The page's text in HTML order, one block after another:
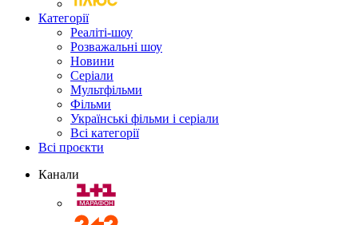
Категорії
Реаліті-шоу
Розважальні шоу
Новини
Серіали
Мультфільми
Фільми
Українські фільми і серіали
Всі категорії
Всі проєкти
Канали